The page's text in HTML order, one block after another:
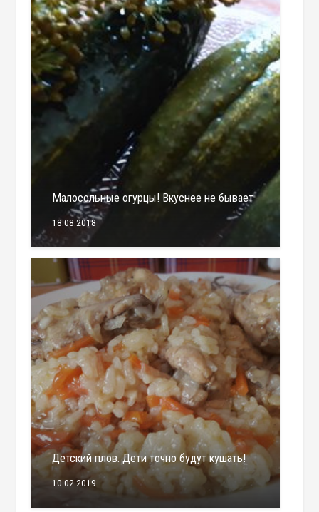
Малосольные огурцы! Вкуснее не бывает
18.08.2018
Детский плов. Дети точно будут кушать!
10.02.2019